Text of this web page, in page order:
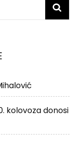
kolovoza donosi